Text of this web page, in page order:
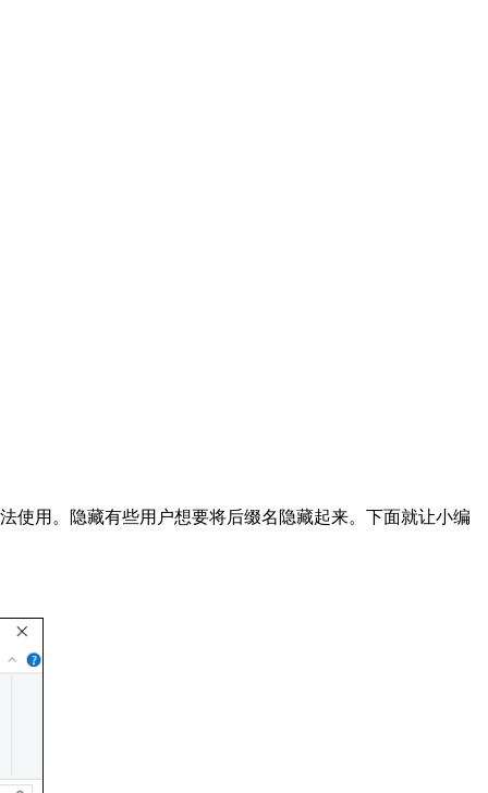
使用。隐藏有些用户想要将后缀名隐藏起来。下面就让小编